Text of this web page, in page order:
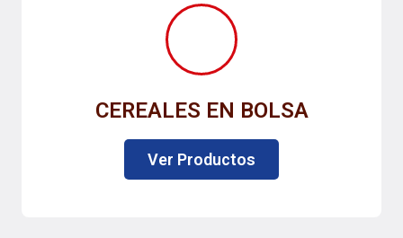
CEREALES EN BOLSA
Ver Productos